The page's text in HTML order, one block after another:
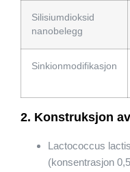
Silisiumdioksid
nanobelegg
Sinkionmodifikasjon
2. Konstruksjon
Lactococcus
(konsentrasjon